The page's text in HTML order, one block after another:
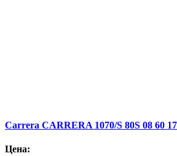
Carrera CARRERA 1070/S 80S 08 60
Цена: